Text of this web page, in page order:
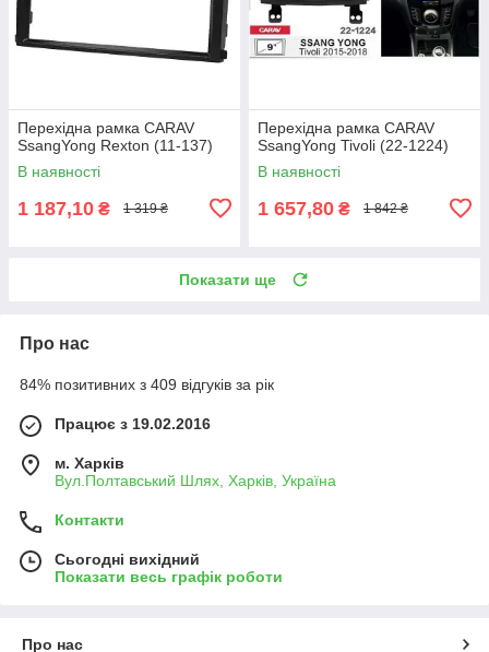
Перехідна рамка CARAV
SsangYong Rexton (11-137)
В наявності
1 187,10 ₴ 1 319 ₴
Перехідна рамка CARAV
SsangYong Tivoli (22-1224)
В наявності
1 657,80 ₴ 1 842 ₴
Показати ще
Про нас
84% позитивних з 409 відгуків за рік
Працює з 19.02.2016
м. Харків
Вул.Полтавський Шлях, Харків, Україна
Контакти
Сьогодні вихідний
Показати весь графік роботи
Про нас